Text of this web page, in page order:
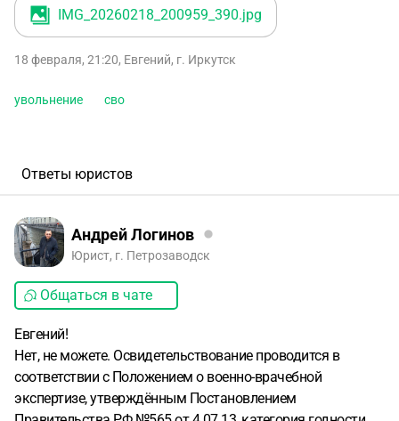
IMG_20260218_200959_390.jpg
18 февраля, 21:20, Евгений, г. Иркутск
увольнение сво
Ответы юристов
Андрей Логинов
Юрист, г. Петрозаводск
Общаться в чате
Евгений!
Нет, не можете. Освидетельствование проводится в
соответствии с Положением о военно-врачебной
экспертизе, утверждённым Постановлением